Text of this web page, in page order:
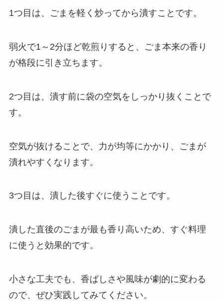
1つ目は、ごまを軽く炒ってから潰すことです。
弱火で1～2分ほど乾煎りすると、ごま本来の香り
が格段に引き立ちます。
2つ目は、潰す前に袋の空気をしっかり抜くことで
す。
空気が抜けることで、力が均等にかかり、ごまが
潰れやすくなります。
3つ目は、潰した後すぐに使うことです。
潰した直後のごまが最も香り高いため、すぐ料理
に使うと効果的です。
小さな工夫でも、香ばしさや風味が劇的に変わる
ので、ぜひ実践してみてください。